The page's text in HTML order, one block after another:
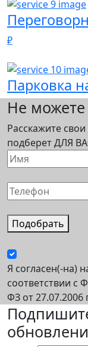
₽
Парковка
Не
Расскажите
подберет ДЛЯ
Подобрать
Я согласен(-на)
соответствии с
ФЗ от 27.07.2006